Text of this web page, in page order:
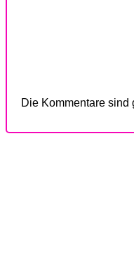
Die Kommentare sind